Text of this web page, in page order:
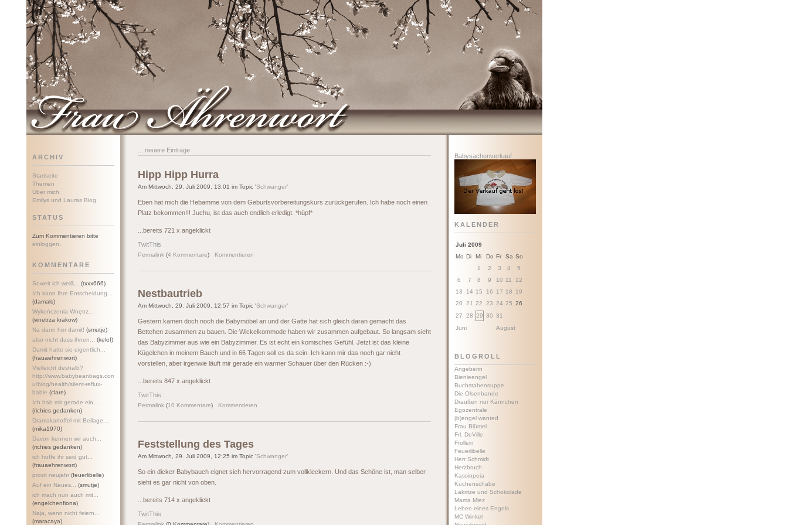
ARCHIV
Startseite
Themen
Über mich
Emilys und Lauras Blog
STATUS
Zum Kommentieren bitte
einloggen
KOMMENTARE
Soweit ich weiß...
(txxx666)
Ich kann Ihre Entscheidung...
(damals)
Wykończenia Wnętrz...
(wnetrza krakow)
Na dann her damit! (smutje)
also nicht dass ihnen...
(kelef)
Damit hatte sie eigentlich...
(frauaehrenwort)
Vielleicht deshalb?
http://www.babybeanbags.com.a
u/blog/health/silent-reflux-
babie (clare)
Ich hab mir gerade ein...
(richies gedanken)
Dramakartoffel mit Beilage...
(mika1970)
Davon kennen wir auch...
(richies gedanken)
ich hoffe ihr seid gut...
(frauaehrenwort)
prosit neujahr (feuerlibelle)
Auf ein Neues...
(smutje)
ich mach nun auch mit...
(engelchenfiona)
Naja, wenn nicht feiern...
(maracaya)
neuere Einträge
Hipp Hipp Hurra
Am Mittwoch, 29. Juli 2009, 13:01 im Topic 'Schwanger'
Eben hat mich die Hebamme von dem Geburtsvorbereitungskurs zurückgerufen. Ich habe noch einen
Platz bekommen!!! Juchu, ist das auch endlich erledigt. *hüpf*
...bereits 721 x angeklickt
TwitThis
Permalink (4 Kommentare) Kommentieren
Nestbautrieb
Am Mittwoch, 29. Juli 2009, 12:57 im Topic 'Schwanger'
Gestern kamen doch noch die Babymöbel an und der Gatte hat sich gleich daran gemacht das
Bettchen zusammen zu bauen. Die Wickelkommode haben wir zusammen aufgebaut. So langsam sieht
das Babyzimmer aus wie ein Babyzimmer. Es ist echt ein komisches Gefühl. Jetzt ist das kleine
Kügelchen in meinem Bauch und in 66 Tagen soll es da sein. Ich kann mir das noch gar nicht
vorstellen, aber irgenwie läuft mir gerade ein warmer Schauer über den Rücken :-)
...bereits 847 x angeklickt
TwitThis
Permalink (10 Kommentare) Kommentieren
Feststellung des Tages
Am Mittwoch, 29. Juli 2009, 12:25 im Topic 'Schwanger'
So ein dicker Babybauch eignet sich hervorragend zum vollkleckern. Und das Schöne ist, man selber
sieht es gar nicht von oben.
...bereits 714 x angeklickt
TwitThis
Babysachenverkauf
KALENDER
Juli 2009
Mo Di Mi Do Fr Sa So
1
2 3 4
5
6
7 8 9 10 11
12
13
14 15 16 17 18
19
20
21 22 23 24 25 26
27
28 29 30 31
Juni
August
BLOGROLL
Angeberin
Bienieengel
Buchstabensuppe
Die Olsenbande
Draußen nur Kännchen
Egozentrale
(b)engel wanted
Frau Blümel
Frl. DeVille
Frollein
Feuerlibelle
Herr Schmidt
Herzbruch
Kassiopeia
Küchenschabe
Lakritze und Schokolade
Mama Miez
Leben eines Engels
MC Winkel